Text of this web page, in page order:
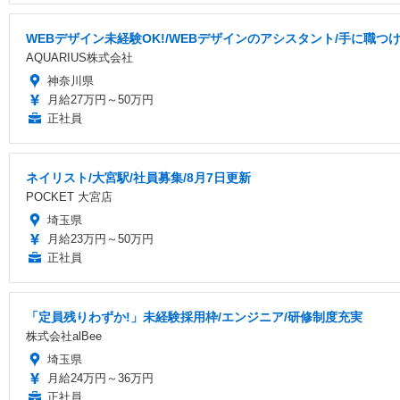
WEBデザイン未経験OK!/WEBデザインのアシスタント/手に職つ
AQUARIUS株式会社
神奈川県
月給27万円～50万円
正社員
ネイリスト/大宮駅/社員募集/8月7日更新
POCKET 大宮店
埼玉県
月給23万円～50万円
正社員
「定員残りわずか!」未経験採用枠/エンジニア/研修制度充実
株式会社alBee
埼玉県
月給24万円～36万円
正社員